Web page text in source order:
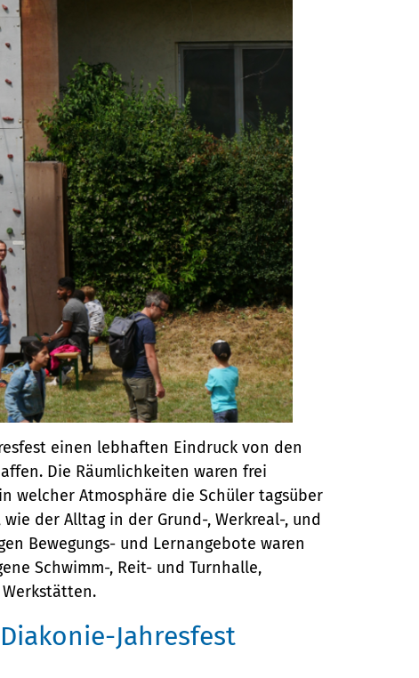
einen lebhaften Eindruck von den
Die Räumlichkeiten waren frei
welcher Atmosphäre die Schüler tagsüber
der Alltag in der Grund-, Werkreal-, und
Bewegungs- und Lernangebote waren
Schwimm-, Reit- und Turnhalle,
Jahresfest